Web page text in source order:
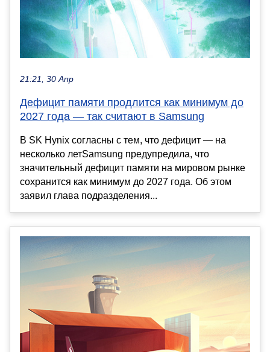
21:21, 30 Апр
Дефицит памяти продлится как минимум до
2027 года — так считают в Samsung
В SK Hynix согласны с тем, что дефицит — на
несколько летSamsung предупредила, что
значительный дефицит памяти на мировом рынке
сохранится как минимум до 2027 года. Об этом
заявил глава подразделения...